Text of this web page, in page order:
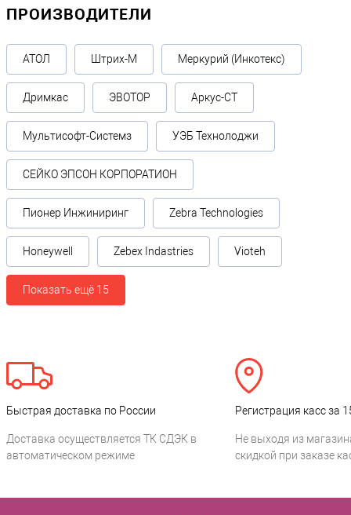
ПРОИЗВОДИТЕЛИ
АТОЛ Штрих-М Меркурий (Инкотекс)
Дримкас ЭВОТОР Аркус-СТ
Мультисофт-Системз УЭБ Технолоджи
СЕЙКО ЭПСОН КОРПОРАТИОН
Пионер Инжиниринг Zebra Technologies
Honeywell Zebex Indastries Vioteh
Показать ещё 15
Быстрая доставка по России
Доставка осуществляется ТК СДЭК в
автоматическом режиме
Регистрация касс за
Не выходя из
скидкой при заказе